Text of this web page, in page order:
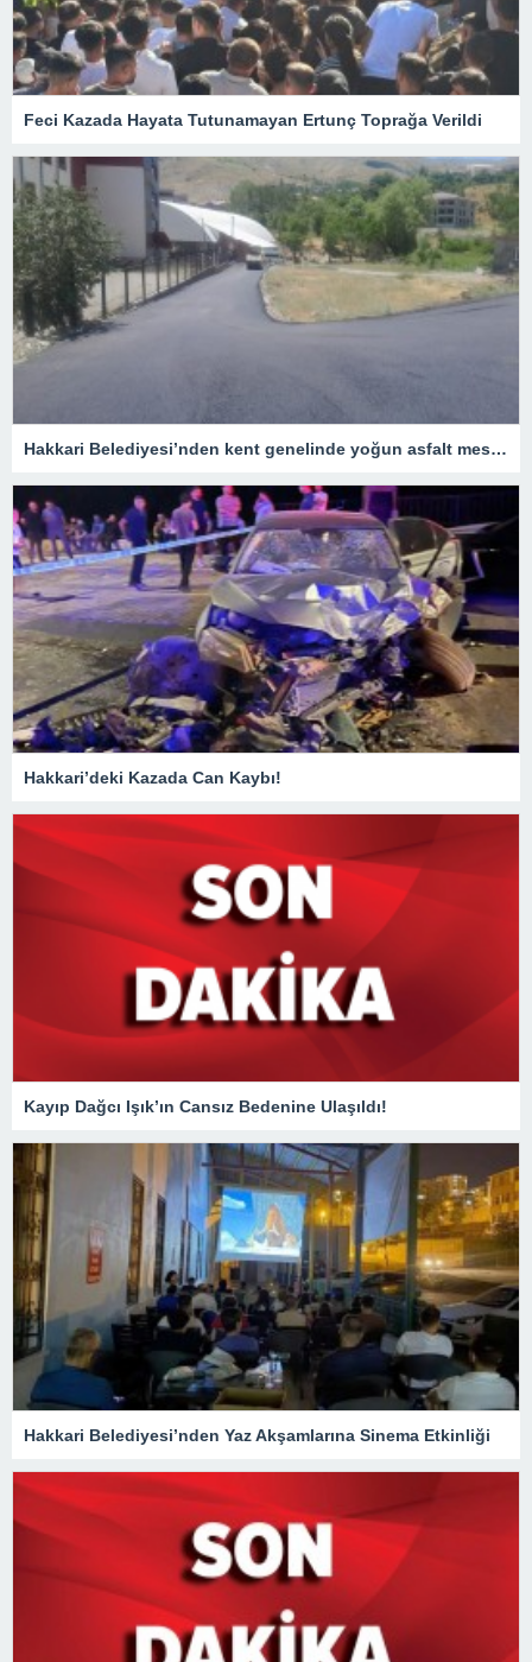
Feci Kazada Hayata Tutunamayan Ertunç Toprağa Verildi
Hakkari Belediyesi’nden kent genelinde yoğun asfalt mesaisi
Hakkari’deki Kazada Can Kaybı!
Kayıp Dağcı Işık’ın Cansız Bedenine Ulaşıldı!
Hakkari Belediyesi’nden Yaz Akşamlarına Sinema Etkinliği